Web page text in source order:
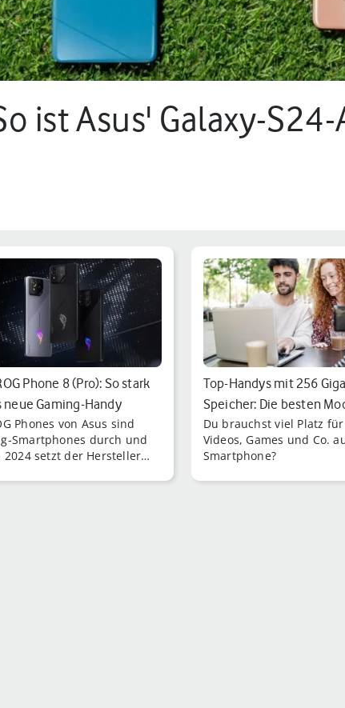
ist Asus' Galaxy-
Phone 8 (Pro): So stark
neue Gaming-Handy
Phones von Asus sind
Smartphones durch und
2024 setzt der Hersteller
Top-Handys mit 256
Speicher: Die besten
2023
Du brauchst viel Platz für
Videos, Games und Co.
Smartphone?